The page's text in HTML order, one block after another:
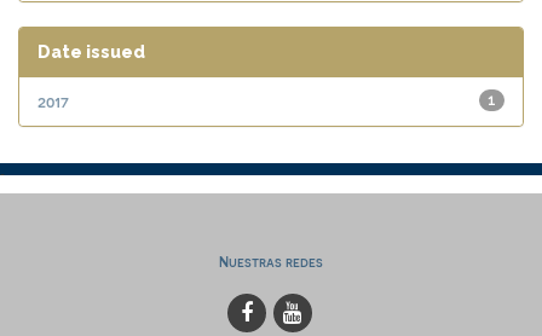
Date issued
1
2017
Nuestras redes